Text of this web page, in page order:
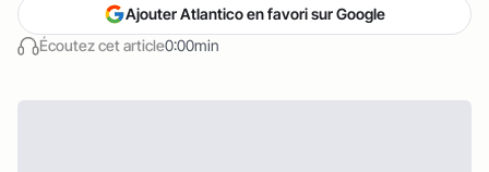
Écoutez cet article0:00min
Ajouter Atlantico en favori sur Google